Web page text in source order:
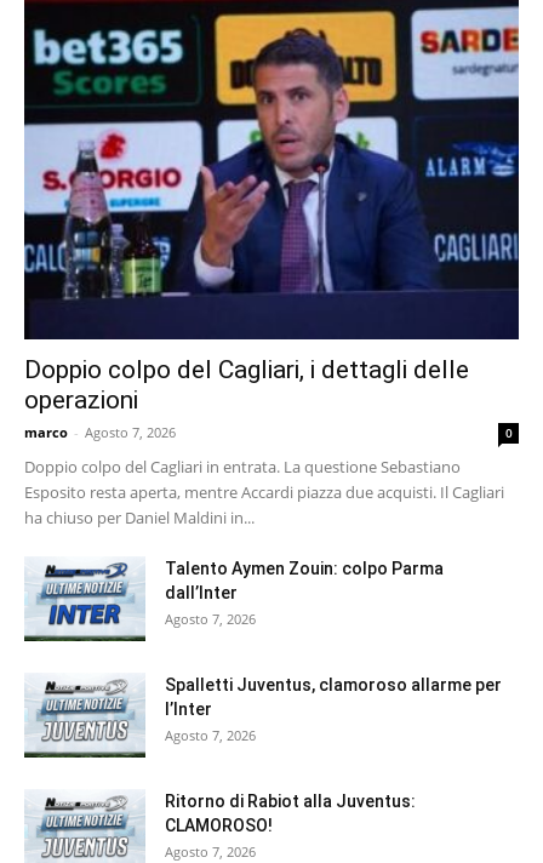
Doppio colpo del Cagliari, i dettagli delle
operazioni
marco - Agosto 7, 2026 0
Doppio colpo del Cagliari in entrata. La questione Sebastiano
Esposito resta aperta, mentre Accardi piazza due acquisti. Il Cagliari
ha chiuso per Daniel Maldini in...
Talento Aymen Zouin: colpo Parma
dall’Inter
Agosto 7, 2026
Spalletti Juventus, clamoroso allarme per
l’Inter
Agosto 7, 2026
Ritorno di Rabiot alla Juventus:
CLAMOROSO!
Agosto 7, 2026